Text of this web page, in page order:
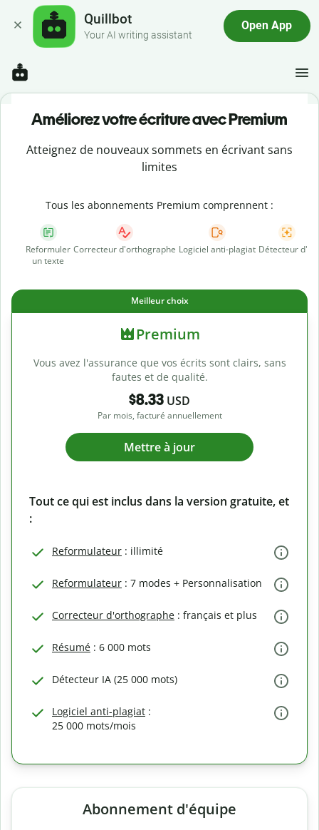
Quillbot
Your AI writing assistant
Open App
Améliorez votre écriture avec Premium
Atteignez de nouveaux sommets en écrivant sans
limites
Tous les abonnements Premium comprennent :
Reformuler
un texte
Correcteur d'orthographe Logiciel anti-plagiat Détecteur d'IA
Meilleur choix
Premium
Vous avez l'assurance que vos écrits sont clairs, sans
fautes et de qualité.
$8.33 USD
Par mois, facturé annuellement
Mettre à jour
Tout ce qui est inclus dans la version gratuite, et
:
Reformulateur : illimité
Reformulateur : 7 modes + Personnalisation
Correcteur d'orthographe : français et plus
Résumé : 6 000 mots
Détecteur IA (25 000 mots)
Logiciel anti-plagiat :
25 000 mots/mois
Abonnement d'équipe